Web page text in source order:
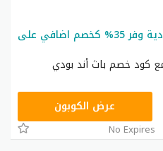
كود خصم باث اند بودي السعودية وفر 35% كخصم اضافي على
كود خصم باث أند بودي
عرض الكوبون
No Expires